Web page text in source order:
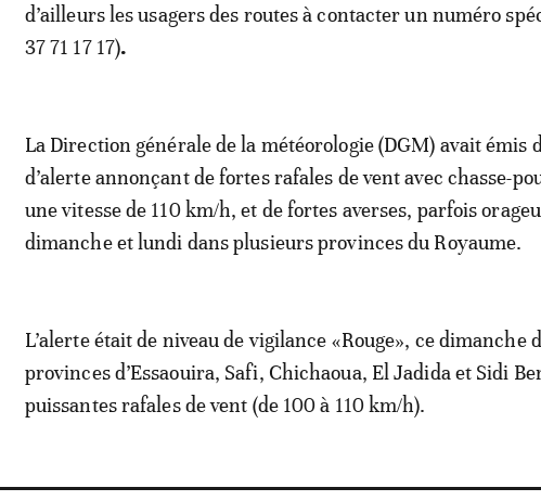
d’ailleurs les usagers des routes à contacter un numéro
37 71 17 17).
La Direction générale de la météorologie (DGM) avait émis
d’alerte annonçant de fortes rafales de vent avec chasse-
une vitesse de 110 km/h, et de fortes averses, parfois
dimanche et lundi dans plusieurs provinces du Royaume.
L’alerte était de niveau de vigilance «Rouge», ce dimanche
provinces d’Essaouira, Safi, Chichaoua, El Jadida et Sidi
puissantes rafales de vent (de 100 à 110 km/h).